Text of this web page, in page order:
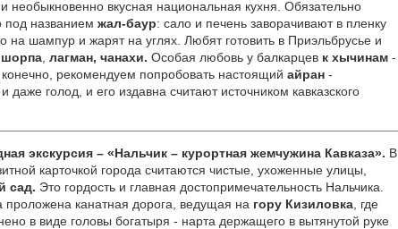
вкусная национальная кухня. Обязательно
под названием жал-баур: сало и печень заворачивают в пленку
на шампур и жарят на углях. Любят готовить в Приэльбрусье и
шорпа лагман, чанахи. Особая любовь у балкарцев к хычинам -
рекомендуем попробовать настоящий айран -
голод, и его издавна считают источником кавказского
экскурсия – «Нальчик – курортная жемчужина Кавказа». В
карточкой города считаются чистые, ухоженные улицы,
сад. Это гордость и главная достопримечательность Нальчика.
проложена канатная дорога, ведущая на гору Кизиловка , где
в виде головы богатыря - нарта держащего в вытянутой руке